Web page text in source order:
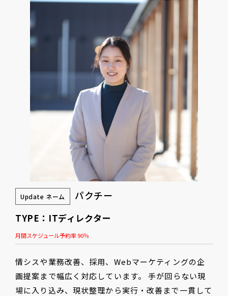
Update ネーム パクチー
TYPE：ITディレクター
月間スケジュール予約率 90％
情シスや業務改善、採用、Webマーケティングの企
画提案まで幅広く対応しています。 手が回らない現
場に入り込み、現状整理から実行・改善まで一貫して